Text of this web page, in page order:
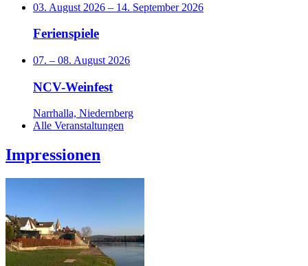
03. August 2026 – 14. September 2026
Ferienspiele
07. – 08. August 2026
NCV-Weinfest
Narrhalla, Niedernberg
Alle Veranstaltungen
Impressionen